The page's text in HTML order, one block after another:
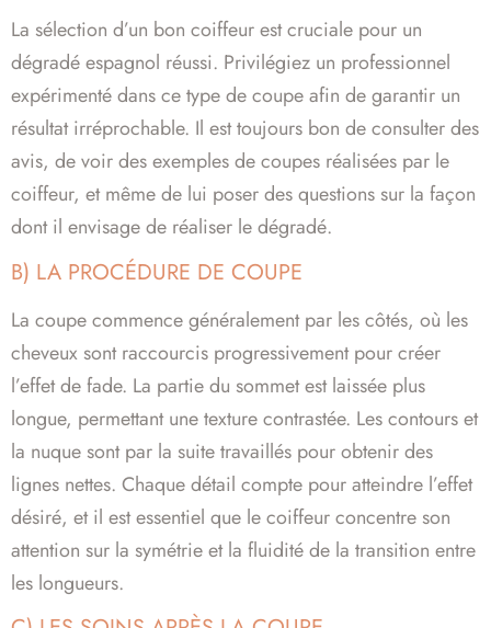
La sélection d’un bon coiffeur est cruciale pour un
dégradé espagnol réussi. Privilégiez un professionnel
expérimenté dans ce type de coupe afin de garantir un
résultat irréprochable. Il est toujours bon de consulter des
avis, de voir des exemples de coupes réalisées par le
coiffeur, et même de lui poser des questions sur la façon
dont il envisage de réaliser le dégradé.
B) LA PROCÉDURE DE COUPE
La coupe commence généralement par les côtés, où les
cheveux sont raccourcis progressivement pour créer
l’effet de fade. La partie du sommet est laissée plus
longue, permettant une texture contrastée. Les contours et
la nuque sont par la suite travaillés pour obtenir des
lignes nettes. Chaque détail compte pour atteindre l’effet
désiré, et il est essentiel que le coiffeur concentre son
attention sur la symétrie et la fluidité de la transition entre
les longueurs.